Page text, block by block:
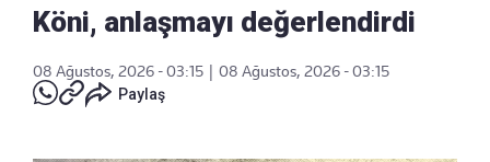
Köni, anlaşmayı değerlendirdi
08 Ağustos, 2026 - 03:15
08 Ağustos, 2026 - 03:15
Paylaş